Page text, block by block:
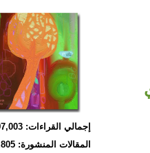
إجمالي القراءات: 3,097,003
المقالات المنشورة: 1,805